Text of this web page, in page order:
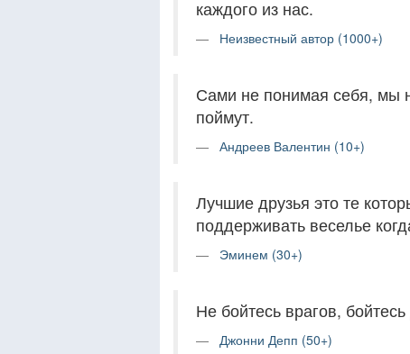
каждого из нас.
Неизвестный автор (1000+)
Сами не понимая себя, мы
поймут.
Андреев Валентин (10+)
Лучшие друзья это те
поддерживать веселье
Эминем (30+)
Не бойтесь врагов,
Джонни Депп (50+)